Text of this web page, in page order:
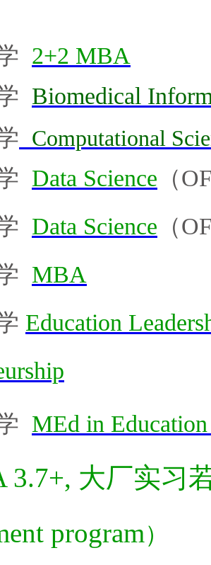
2+2 MBA
Biomedical
Computational
Data Science （
Data Science （
MBA
Education
MEd in
3.7+, 大厂实习
program）